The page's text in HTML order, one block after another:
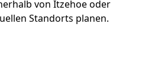
von Itzehoe oder
Standorts planen.